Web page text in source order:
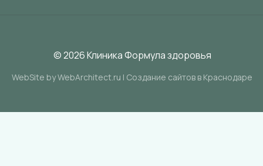
© 2026 Клиника Формула здоровья
WebSite by WebArchitect.ru | Cоздание сайтов в Краснодаре